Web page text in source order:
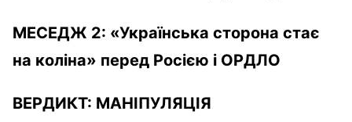
МЕСЕДЖ 2: «Українська сторона стає
на коліна» перед Росією і ОРДЛО
ВЕРДИКТ: МАНІПУЛЯЦІЯ